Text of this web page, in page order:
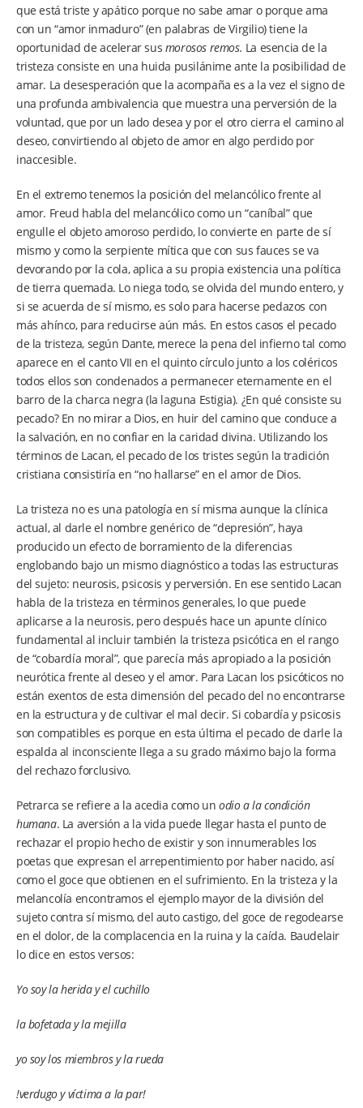
que está triste y apático porque no sabe amar o porque ama
con un “amor inmaduro” (en palabras de Virgilio) tiene la
oportunidad de acelerar sus morosos remos. La esencia de la
tristeza consiste en una huida pusilánime ante la posibilidad de
amar. La desesperación que la acompaña es a la vez el signo de
una profunda ambivalencia que muestra una perversión de la
voluntad, que por un lado desea y por el otro cierra el camino al
deseo, convirtiendo al objeto de amor en algo perdido por
inaccesible.
En el extremo tenemos la posición del melancólico frente al
amor. Freud habla del melancólico como un “caníbal” que
engulle el objeto amoroso perdido, lo convierte en parte de sí
mismo y como la serpiente mítica que con sus fauces se va
devorando por la cola, aplica a su propia existencia una política
de tierra quemada. Lo niega todo, se olvida del mundo entero, y
si se acuerda de sí mismo, es solo para hacerse pedazos con
más ahínco, para reducirse aún más. En estos casos el pecado
de la tristeza, según Dante, merece la pena del infierno tal como
aparece en el canto VII en el quinto círculo junto a los coléricos
todos ellos son condenados a permanecer eternamente en el
barro de la charca negra (la laguna Estigia). ¿En qué consiste su
pecado? En no mirar a Dios, en huir del camino que conduce a
la salvación, en no confiar en la caridad divina. Utilizando los
términos de Lacan, el pecado de los tristes según la tradición
cristiana consistiría en “no hallarse” en el amor de Dios.
La tristeza no es una patología en sí misma aunque la clínica
actual, al darle el nombre genérico de “depresión”, haya
producido un efecto de borramiento de la diferencias
englobando bajo un mismo diagnóstico a todas las estructuras
del sujeto: neurosis, psicosis y perversión. En ese sentido Lacan
habla de la tristeza en términos generales, lo que puede
aplicarse a la neurosis, pero después hace un apunte clínico
fundamental al incluir también la tristeza psicótica en el rango
de “cobardía moral”, que parecía más apropiado a la posición
neurótica frente al deseo y el amor. Para Lacan los psicóticos no
están exentos de esta dimensión del pecado del no encontrarse
en la estructura y de cultivar el mal decir. Si cobardía y psicosis
son compatibles es porque en esta última el pecado de darle la
espalda al inconsciente llega a su grado máximo bajo la forma
del rechazo forclusivo.
Petrarca se refiere a la acedia como un odio a la condición
humana. La aversión a la vida puede llegar hasta el punto de
rechazar el propio hecho de existir y son innumerables los
poetas que expresan el arrepentimiento por haber nacido, así
como el goce que obtienen en el sufrimiento. En la tristeza y la
melancolía encontramos el ejemplo mayor de la división del
sujeto contra sí mismo, del auto castigo, del goce de regodearse
en el dolor, de la complacencia en la ruina y la caída. Baudelair
lo dice en estos versos:
Yo soy la herida y el cuchillo
la bofetada y la mejilla
yo soy los miembros y la rueda
!verdugo y víctima a la par!